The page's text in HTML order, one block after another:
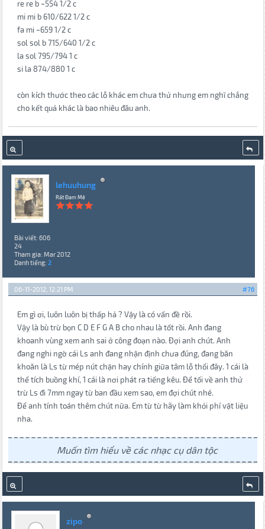
re re b ~554 1/2 c
mi mi b 610/622 1/2 c
fa mi ~659 1/2 c
sol sol b 715/640 1/2 c
la sol 795/794 1 c
si la 874/880 1 c
còn kích thước theo các lỗ khác em chưa thử nhưng em nghĩ chẳng
cho kết quả khác là bao nhiêu đâu anh.
lehuuhung
Rất Đam Mê
Bài viết: 606
24
Tham gia: Mar 2012
Danh tiếng: 2
#76
06-11-2012, 12:21 PM
Em gì ơi, luôn luôn bị thấp hả ? Vậy là có vấn đề rồi.
Vậy là bù trừ bọn C D E F G A B cho nhau là tốt rồi. Anh đang
khoanh vùng xem anh sai ở công đoạn nào. Đợi anh chút. Anh
đang nghi ngờ cái Ls anh đang nhận định chưa đúng, đang băn
khoăn là Ls từ mép nút chặn hay chính giữa tâm lỗ thổi đây. 1 cái là
thể tích buồng khí, 1 cái là nơi phát ra tiếng kêu. Để tối về anh thử
trừ Ls đi 7mm ngay từ ban đầu xem sao, em đợi chút nhé.
Để anh tính toán thêm chút nữa. Em từ từ hãy làm khỏi phí vật liệu
nha.
Muốn tìm hiểu về các nhạc cụ dân tộc
zipo